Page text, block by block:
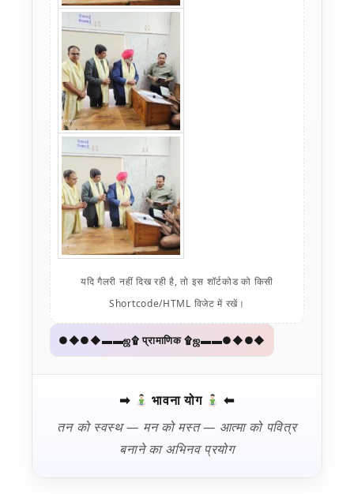
यदि गैलरी नहीं दिख रही है, तो इस शॉर्टकोड को किसी
Shortcode/HTML विजेट में रखें।
●◆●◆▬▬ஜ۩ प्रामाणिक ۩ஜ▬▬●◆●◆
➡ भावना योग
⬅
तन को स्वस्थ — मन को मस्त — आत्मा को पवित्र
बनाने का अभिनव प्रयोग